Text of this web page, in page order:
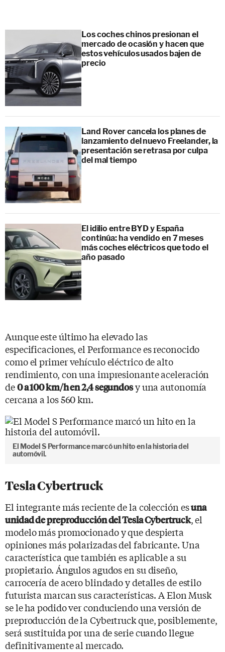
Los coches chinos presionan el
mercado de ocasión y hacen que
estos vehículos usados bajen de
precio
Land Rover cancela los planes de
lanzamiento del nuevo Freelander, la
presentación se retrasa por culpa
del mal tiempo
El idilio entre BYD y España
continúa: ha vendido en 7 meses
más coches eléctricos que todo el
año pasado
Aunque este último ha elevado las
especificaciones, el Performance es reconocido
como el primer vehículo eléctrico de alto
rendimiento, con una impresionante aceleración
de0 a 100 km/h en 2,4 segundosy una autonomía
cercana a los 560 km.
El Model S Performance marcó un hito en la historia del
automóvil.
Tesla Cybertruck
El integrante más reciente de la colección esuna
unidad de preproducción del Tesla Cybertruck, el
modelo más promocionado y que despierta
opiniones más polarizadas del fabricante. Una
característica que también es aplicable a su
propietario. Ángulos agudos en su diseño,
carrocería de acero blindado y detalles de estilo
futurista marcan sus características. A Elon Musk
se le ha podido ver conduciendo una versión de
preproducción de la Cybertruck que, posiblemente,
será sustituida por una de serie cuando llegue
definitivamente al mercado.